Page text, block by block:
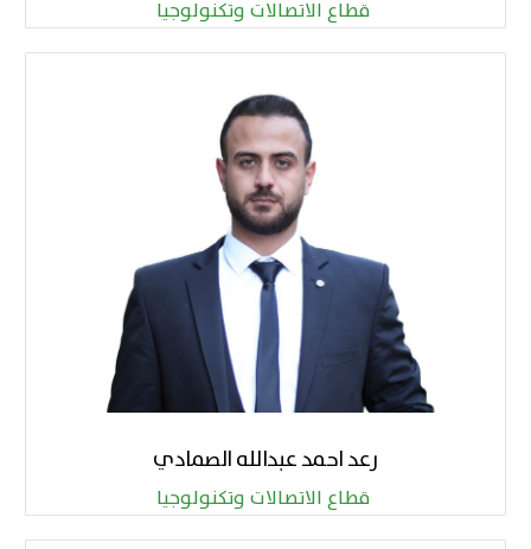
رعد احمد عبدالله الصمادي